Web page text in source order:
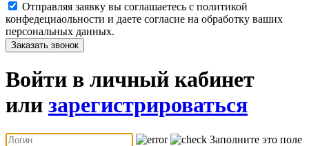
Отправляя заявку вы соглашаетесь с политикой
конфедециаольности и даете согласие на обработку ваших
персональных данных.
Заказать звонок
Войти в личный кабинет
или зарегистрироваться
Заполните это поле